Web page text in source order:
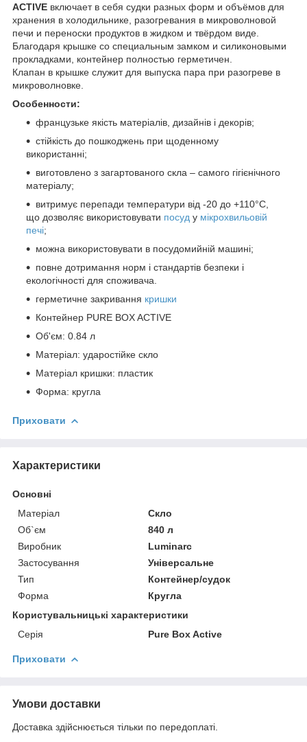
ACTIVE включает в себя судки разных форм и объёмов для
хранения в холодильнике, разогревания в микроволновой
печи и переноски продуктов в жидком и твёрдом виде.
Благодаря крышке со специальным замком и силиконовыми
прокладками, контейнер полностью герметичен.
Клапан в крышке служит для выпуска пара при разогреве в
микроволновке.
Особенности:
французьке якість матеріалів, дизайнів і декорів;
стійкість до пошкоджень при щоденному
використанні;
виготовлено з загартованого скла – самого гігієнічного
матеріалу;
витримує перепади температури від -20 до +110°С,
що дозволяє використовувати посуд у мікрохвильовій
печі;
можна використовувати в посудомийній машині;
повне дотримання норм і стандартів безпеки і
екологічності для споживача.
герметичне закривання кришки
Контейнер PURE BOX ACTIVE
Об'єм: 0.84 л
Матеріал: ударостійке скло
Матеріал кришки: пластик
Форма: кругла
Приховати
Характеристики
Основні
Матеріал
Скло
Об`єм
840 л
Виробник
Luminarc
Застосування
Універсальне
Тип
Контейнер/судок
Форма
Кругла
Користувальницькі характеристики
Серія
Pure Box Active
Приховати
Умови доставки
Доставка здійснюється тільки по передоплаті.